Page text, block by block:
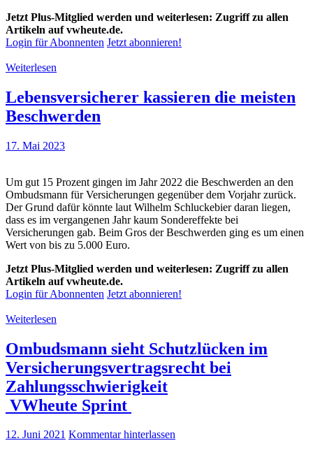
Jetzt Plus-Mitglied werden und weiterlesen: Zugriff zu allen
Artikeln auf vwheute.de.
Login für Abonnenten Jetzt abonnieren!
Weiterlesen
Lebensversicherer kassieren die meisten
Beschwerden
17. Mai 2023
Um gut 15 Prozent gingen im Jahr 2022 die Beschwerden an den
Ombudsmann für Versicherungen gegenüber dem Vorjahr zurück.
Der Grund dafür könnte laut Wilhelm Schluckebier daran liegen,
dass es im vergangenen Jahr kaum Sondereffekte bei
Versicherungen gab. Beim Gros der Beschwerden ging es um einen
Wert von bis zu 5.000 Euro.
Jetzt Plus-Mitglied werden und weiterlesen: Zugriff zu allen
Artikeln auf vwheute.de.
Login für Abonnenten Jetzt abonnieren!
Weiterlesen
Ombudsmann sieht Schutzlücken im
Versicherungsvertragsrecht bei
Zahlungsschwierigkeit
VWheute Sprint
12. Juni 2021 Kommentar hinterlassen